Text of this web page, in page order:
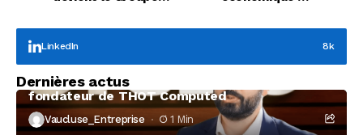
Avignon
LinkedIn 8k
Dernières actus
À la rencontre de Christophe Coeffier, dirigeant
fondateur de THOT Computed
Vaucluse_Entreprise 1 Min